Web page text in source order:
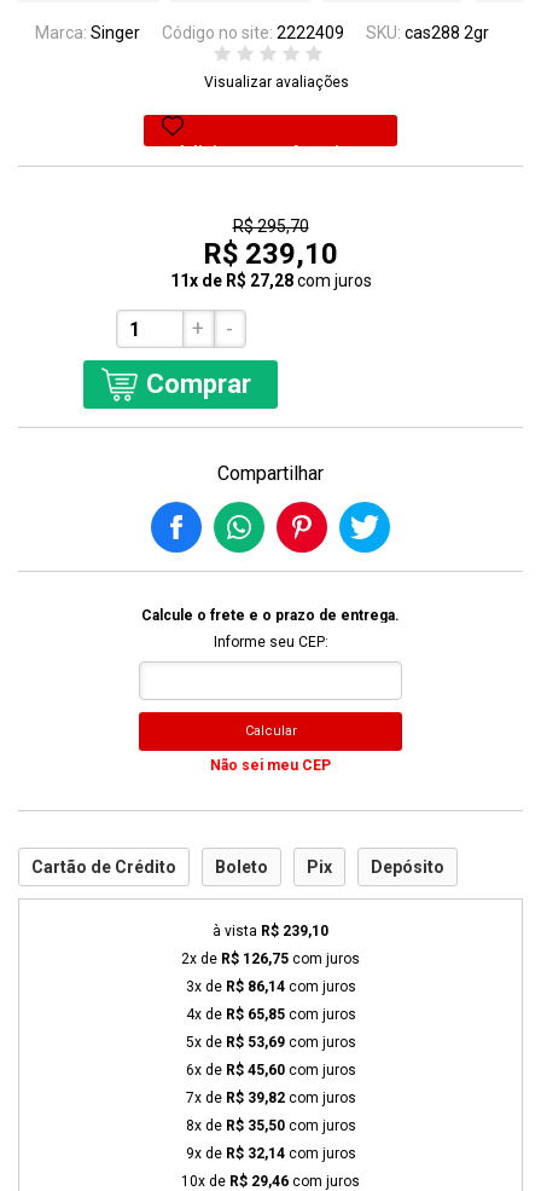
Marca: Singer Código no site: 2222409 SKU: cas288 2gr
Visualizar avaliações
Adicionar aos favoritos
R$ 295,70
R$ 239,10
11x de R$ 27,28 com juros
+ -
Comprar
Compartilhar
Calcule o frete e o prazo de entrega.
Informe seu CEP:
Calcular
Não sei meu CEP
Cartão de Crédito Boleto Pix Depósito
à vista R$ 239,10
2x de R$ 126,75 com juros
3x de R$ 86,14com juros
4x de R$ 65,85com juros
5x de R$ 53,69com juros
6x de R$ 45,60com juros
7x de R$ 39,82com juros
8x de R$ 35,50com juros
9x de R$ 32,14com juros
10x de R$ 29,46 com juros